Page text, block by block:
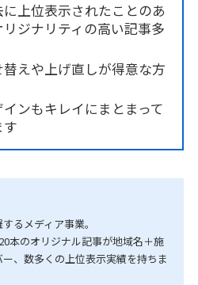
に上位表示されたことのあ
リジナリティの高い記事多
替えや上げ直しが得意な方
インもキレイにまとまって
す
るメディア事業。
本のオリジナル記事が地域名＋施
、数多くの上位表示実績を持ちま